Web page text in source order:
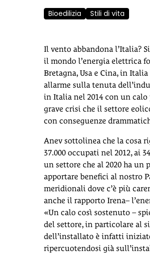
Bioedilizia
Stili di vita
Il vento abbandona l’Italia?
il mondo l’energia elettrica
Bretagna, Usa e Cina, in
allarme sulla tenuta
in Italia nel 2014 con un calo
grave crisi che il settore
con conseguenze
Anev sottolinea che la cosa
37.000 occupati nel 2012, ai
un settore che al 2020 ha un
apportare benefici al nostro
meridionali dove c’è più
anche il rapporto Irena–
«Un calo così sostenuto –
del settore, in particolare al
dell’installato è infatti
ripercuotendosi già